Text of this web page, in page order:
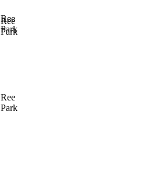
Ree
Park
Ree
Park
Ree
Park